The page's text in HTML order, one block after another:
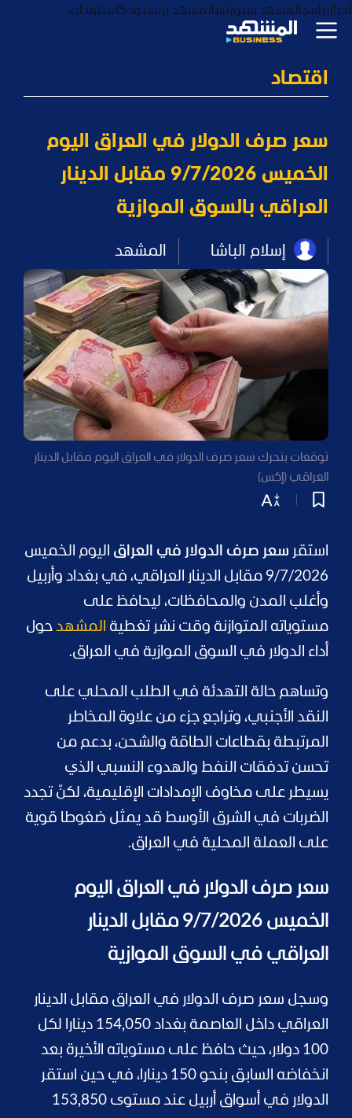
أخبار برامجالمشهد سبورتسالمشهد بزنسبودكاستترندات
اقتصاد
سعر صرف الدولار في العراق اليوم
الخميس 9/7/2026 مقابل الدينار
العراقي بالسوق الموازية
إسلام الباشا المشهد
توقعات بتحرك سعر صرف الدولار في العراق اليوم مقابل الدينار
العراقي (إكس)
استقر سعر صرف الدولار في العراق اليوم الخميس
9/7/2026 مقابل الدينار العراقي، في بغداد وأربيل
وأغلب المدن والمحافظات، ليحافظ على
مستوياته المتوازنة وقت نشر تغطية المشهد حول
أداء الدولار في السوق الموازية في العراق.
وتساهم حالة التهدئة في الطلب المحلي على
النقد الأجنبي، وتراجع جزء من علاوة المخاطر
المرتبطة بقطاعات الطاقة والشحن، بدعم من
تحسن تدفقات النفط والهدوء النسبي الذي
يسيطر على مخاوف الإمدادات الإقليمية، لكنّ تجدد
الضربات في الشرق الأوسط قد يمثل ضغوطا قوية
على العملة المحلية في العراق.
سعر صرف الدولار في العراق اليوم
الخميس 9/7/2026 مقابل الدينار
العراقي في السوق الموازية
وسجل سعر صرف الدولار في العراق مقابل الدينار
العراقي داخل العاصمة بغداد 154,050 دينارا لكل
100 دولار، حيث حافظ على مستوياته الأخيرة بعد
انخفاضه السابق بنحو 150 دينارا، في حين استقر
الدولار في أسواق أربيل عند مستوى 153,850